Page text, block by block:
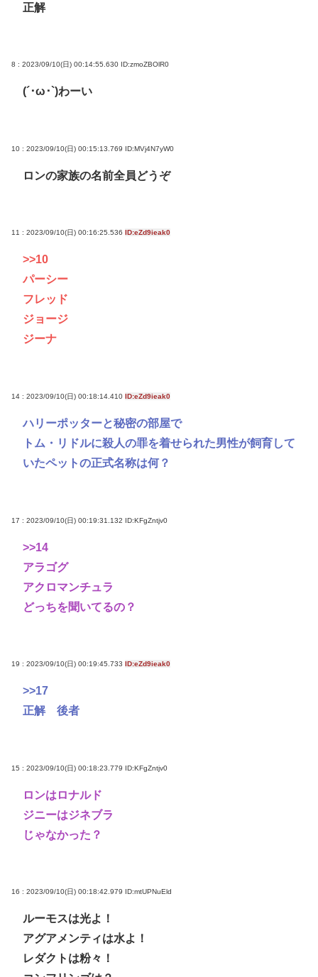
正解
8 : 2023/09/10(日) 00:14:55.630 ID:zmoZBOlR0
(´･ω･`)わーい
10 : 2023/09/10(日) 00:15:13.769 ID:MVj4N7yW0
ロンの家族の名前全員どうぞ
11 : 2023/09/10(日) 00:16:25.536 ID:eZd9ieak0
>>10
パーシー
フレッド
ジョージ
ジーナ
14 : 2023/09/10(日) 00:18:14.410 ID:eZd9ieak0
ハリーポッターと秘密の部屋で
トム・リドルに殺人の罪を着せられた男性が飼育して
いたペットの正式名称は何？
17 : 2023/09/10(日) 00:19:31.132 ID:KFgZntjv0
>>14
アラゴグ
アクロマンチュラ
どっちを聞いてるの？
19 : 2023/09/10(日) 00:19:45.733 ID:eZd9ieak0
>>17
正解 後者
15 : 2023/09/10(日) 00:18:23.779 ID:KFgZntjv0
ロンはロナルド
ジニーはジネブラ
じゃなかった？
16 : 2023/09/10(日) 00:18:42.979 ID:mtUPNuEld
ルーモスは光よ！
アグアメンティは水よ！
レダクトは粉々！